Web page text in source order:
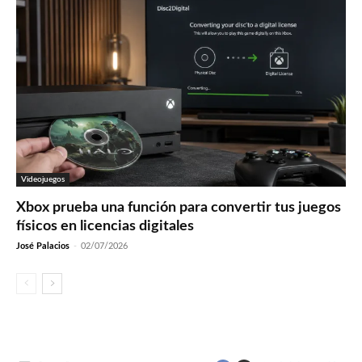
Videojuegos
Xbox prueba una función para convertir tus juegos
físicos en licencias digitales
José Palacios - 02/07/2026